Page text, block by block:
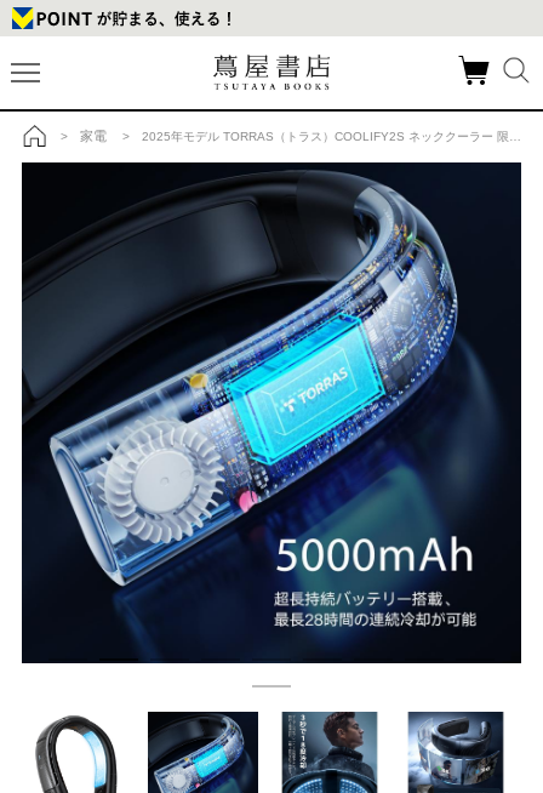
トップ
> 家電 > 2025年モデル TORRAS（トラス）COOLIFY2S ネッククーラー 限定版 ブラックの商品詳細